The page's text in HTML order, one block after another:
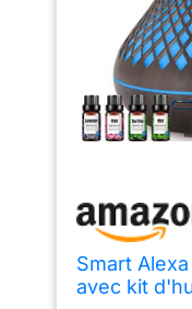
Smart
avec kit